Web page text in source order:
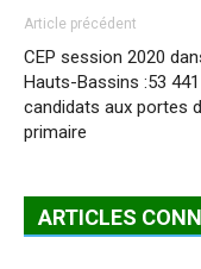
Article précédent
CEP session 2020
Hauts-Bassins :53 441
candidats aux portes
primaire
ARTICLES